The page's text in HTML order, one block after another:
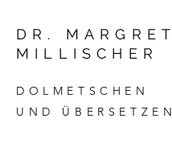
DR. MARGRET
MILLISCHER
DOLMETSCHEN
UND ÜBERSETZEN